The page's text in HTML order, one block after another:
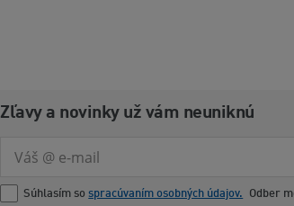
Zľavy a novinky už vám neuniknú
Súhlasím so spracúvaním osobných údajov. Odber